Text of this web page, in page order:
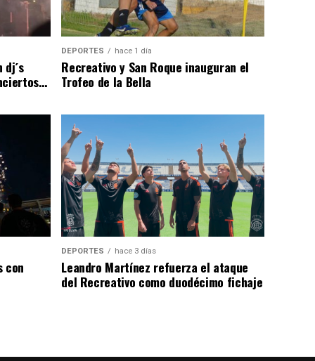
DEPORTES hace 1 día
Recreativo y San Roque inauguran el
Trofeo de la Bella
con
DEPORTES hace 3 días
Leandro Martínez refuerza el ataque
del Recreativo como duodécimo fichaje